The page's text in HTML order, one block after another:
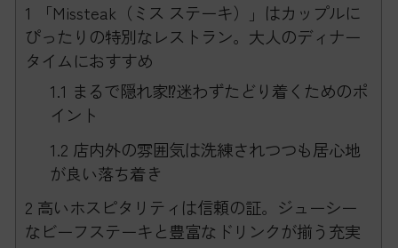
1
「Missteak（ミス ステーキ）」はカップルに
ぴったりの特別なレストラン。大人のディナー
タイムにおすすめ
1.1 まるで隠れ家⁉迷わずたどり着くためのポ
イント
1.2 店内外の雰囲気は洗練されつつも居心地
が良い落ち着き
2 高いホスピタリティは信頼の証。ジューシー
なビーフステーキと豊富なドリンクが揃う充実